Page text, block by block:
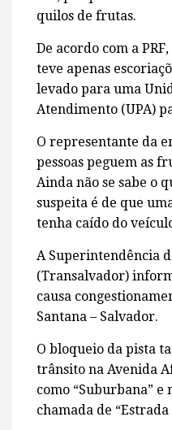
quilos de frutas.
De acordo com a
teve apenas
levado para uma
Atendimento (UPA)
O representante da
pessoas peguem as
Ainda não se sabe o
suspeita é de que
tenha caído do
A Superintendência
(Transalvador)
causa
Santana – Salvador.
O bloqueio da pista
trânsito na Avenida
como “Suburbana”
chamada de “Estrada